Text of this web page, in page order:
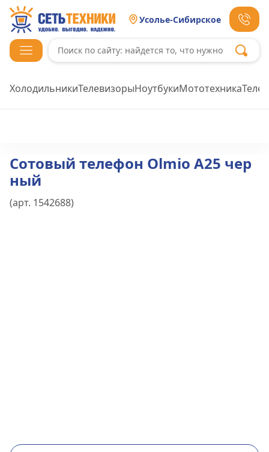
Усолье-Сибирское
ХолодильникиТелевизорыНоутбукиМототехника
Сотовый телефон Olmio A25 чер
ный
(арт. 1542688)